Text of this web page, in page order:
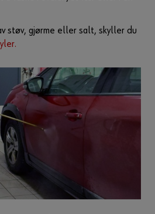
støv, gjørme eller salt, skyller du